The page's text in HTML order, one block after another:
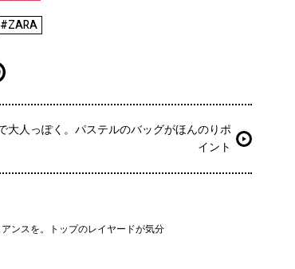
#ZARA
大人っぽく。パステルのバッグがほんのりポ
イント
ンスを。トップのレイヤードが気分